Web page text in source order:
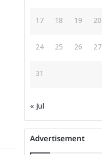
17 18 19 20
24 25 26 27
31
« Jul
Advertisement